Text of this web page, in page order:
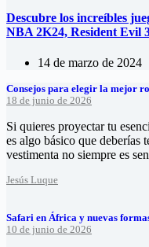
Descubre los increíbles
NBA 2K24, Resident Evil
14 de marzo de 2024
Consejos para elegir la mejor
18 de junio de 2026
Si quieres proyectar tu
es algo básico que deberías
vestimenta no siempre es
Jesús Luque
Safari en África y nuevas
10 de junio de 2026